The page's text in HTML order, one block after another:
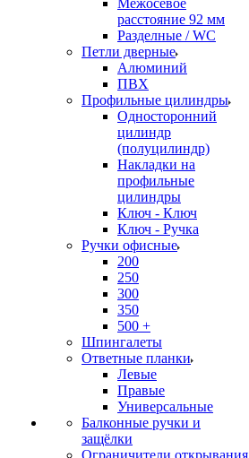
Межосевое
расстояние 92 мм
Разделные / WC
Петли дверные
Алюминий
ПВХ
Профильные цилиндры
Односторонний
цилиндр
(полуцилиндр)
Накладки на
профильные
цилиндры
Ключ - Ключ
Ключ - Ручка
Ручки офисные
200
250
300
350
500 +
Шпингалеты
Ответные планки
Левые
Правые
Универсальные
Балконные ручки и
защёлки
Ограничители открывания